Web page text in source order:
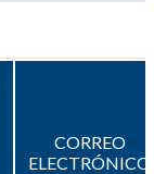
CORREO
ELECTRÓNICO